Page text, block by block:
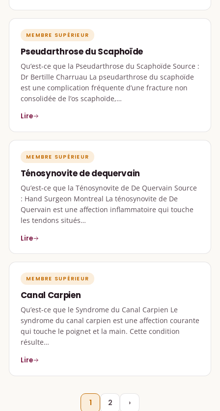
MEMBRE SUPÉRIEUR
Pseudarthrose du Scaphoïde
Qu’est-ce que la Pseudarthrose du Scaphoïde Source :
Dr Bertille Charruau La pseudarthrose du scaphoïde
est une complication fréquente d’une fracture non
consolidée de l’os scaphoïde,…
Lire
MEMBRE SUPÉRIEUR
Ténosynovite de dequervain
Qu’est-ce que la Ténosynovite de De Quervain Source
: Hand Surgeon Montreal La ténosynovite de De
Quervain est une affection inflammatoire qui touche
les tendons situés…
Lire
MEMBRE SUPÉRIEUR
Canal Carpien
Qu’est-ce que le Syndrome du Canal Carpien Le
syndrome du canal carpien est une affection courante
qui touche le poignet et la main. Cette condition
résulte…
Lire
1 2 ›